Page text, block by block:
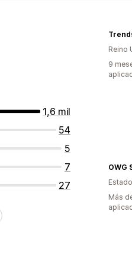
1,6 mil
54
5
7
27
Reino
9
OWG
Más